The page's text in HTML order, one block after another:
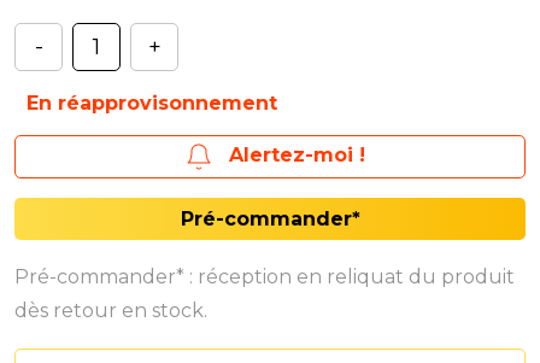
- +
En réapprovisonnement
Alertez-moi !
Pré-commander*
Pré-commander* : réception en reliquat du produit
dès retour en stock.